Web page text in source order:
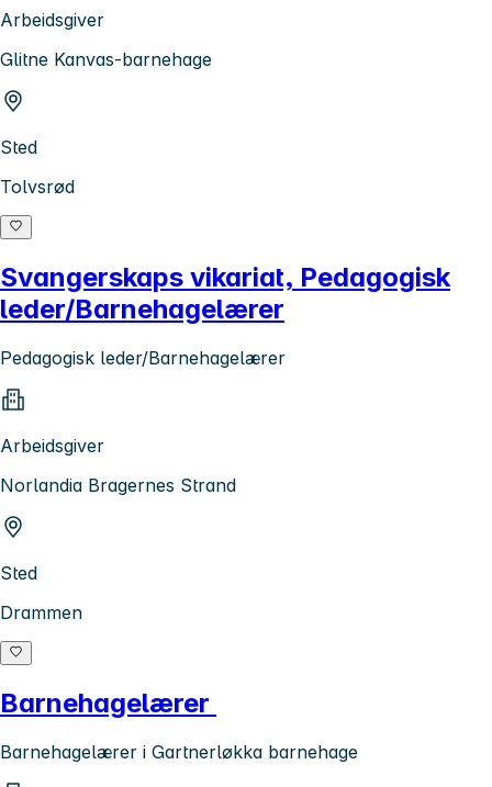
Arbeidsgiver
Glitne Kanvas-barnehage
Sted
Tolvsrød
Svangerskaps vikariat, Pedagogisk
leder/Barnehagelærer
Pedagogisk leder/Barnehagelærer
Arbeidsgiver
Norlandia Bragernes Strand
Sted
Drammen
Barnehagelærer
Barnehagelærer i Gartnerløkka barnehage